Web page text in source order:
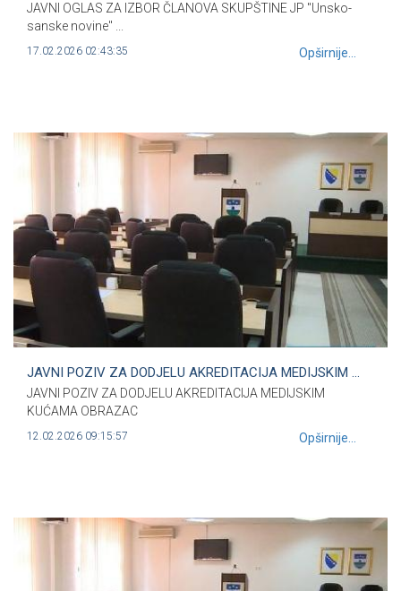
JAVNI OGLAS ZA IZBOR ČLANOVA SKUPŠTINE JP "Unsko-
sanske novine" ...
17.02.2026 02:43:35 Opširnije...
JAVNI POZIV ZA DODJELU AKREDITACIJA MEDIJSKIM ...
JAVNI POZIV ZA DODJELU AKREDITACIJA MEDIJSKIM
KUĆAMA OBRAZAC
12.02.2026 09:15:57 Opširnije...